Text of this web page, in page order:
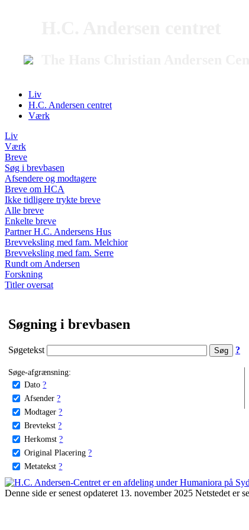
Liv
H.C. Andersen centret
Værk
Liv
Værk
Breve
Søg i brevbasen
Afsendere og modtagere
Breve om HCA
Ikke tidligere trykte breve
Alle breve
Enkelte breve
Partner H.C. Andersens Hus
Brevveksling med fam. Melchior
Brevveksling med fam. Serre
Rundt om Andersen
Forskning
Titler oversat
Søgning i brevbasen
Søgetekst ?
Søge-afgrænsning:
Dato ?
Afsender ?
Modtager ?
Brevtekst ?
Herkomst ?
Original Placering ?
Metatekst ?
Denne side er senest opdateret 13. november 2025 Netstedet er